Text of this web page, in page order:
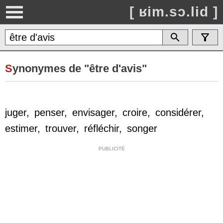
[ ʁim.sɔ.lid ]
Synonymes de "être d'avis"
juger, penser, envisager, croire, considérer,
estimer, trouver, réfléchir, songer
PUBLICITÉ